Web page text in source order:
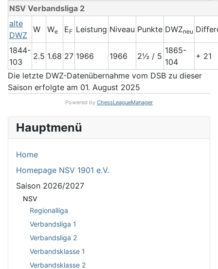
NSV Verbandsliga 2
alte
DWZ
W We EF Leistung Niveau Punkte DWZneu
1844-
103
2.5 1.68 27 1966 1966 2½ / 5
1865-
104
+ 21
Die letzte DWZ-Datenübernahme vom DSB zu dieser
Saison erfolgte am 01. August 2025
Powered by ChessLeagueManager
Hauptmenü
Home
Homepage NSV 1901 e.V.
Saison 2026/2027
NSV
Regionalliga
Verbandsliga 1
Verbandsliga 2
Verbandsklasse 1
Verbandsklasse 2